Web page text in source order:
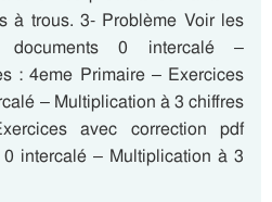
à trous. 3- Problème Voir les
documents 0 intercalé –
: 4eme Primaire – Exercices
– Multiplication à 3 chiffres
avec correction pdf
intercalé – Multiplication à 3